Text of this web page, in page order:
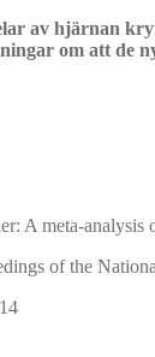
av hjärnan
om att
A
of the